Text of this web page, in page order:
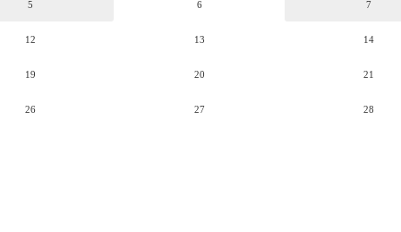
5 6 7
12 13 14
19 20 21
26 27 28